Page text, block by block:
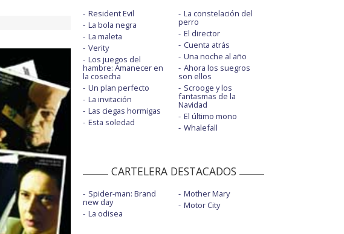
Resident Evil
La bola negra
La maleta
Verity
Los juegos del
hambre: Amanecer en
la cosecha
Un plan perfecto
La invitación
Las ciegas hormigas
Esta soledad
La constelación del
perro
El director
Cuenta atrás
Una noche al año
Ahora los suegros
son ellos
Scrooge y los
fantasmas de la
Navidad
El último mono
Whalefall
CARTELERA DESTACADOS
Spider-man: Brand
new day
La odisea
Mother Mary
Motor City